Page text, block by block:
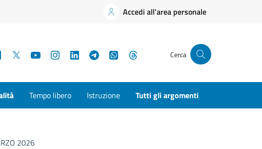
Accedi all'area personale
Facebook YouTubeInstagramLinkedInTelegramWhatsApp Cerca
Tempo libero Istruzione Tutti gli argomenti
2026